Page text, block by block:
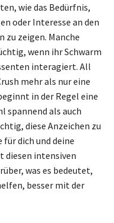
wie das Bedürfnis,
oder Interesse an den
zu zeigen. Manche
wenn ihr Schwarm
interagiert. All
mehr als nur eine
in der Regel eine
spannend als auch
diese Anzeichen zu
für dich und deine
diesen intensiven
was es bedeutet,
besser mit der